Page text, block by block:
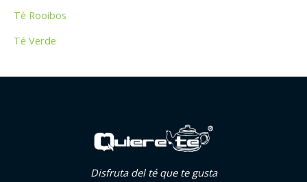
Té Rooibos
Té Verde
Disfruta del té que te gusta